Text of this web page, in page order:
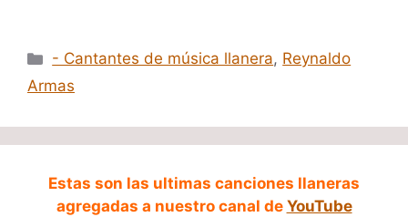
Categorías
- Cantantes de música llanera, Reynaldo
Armas
Estas son las ultimas canciones llaneras
agregadas a nuestro canal de YouTube